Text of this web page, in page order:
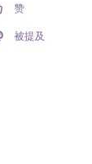
赞
被提及